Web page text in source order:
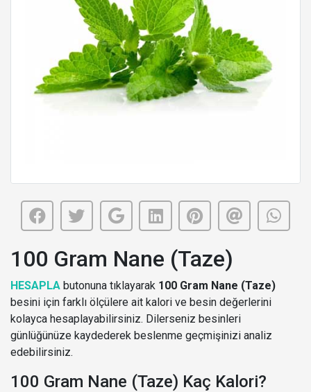
100 Gram Nane (Taze)
HESAPLA butonuna tıklayarak 100 Gram Nane (Taze)
besini için farklı ölçülere ait kalori ve besin değerlerini
kolayca hesaplayabilirsiniz. Dilerseniz besinleri
günlüğünüze kaydederek beslenme geçmişinizi analiz
edebilirsiniz.
100 Gram Nane (Taze) Kaç Kalori?